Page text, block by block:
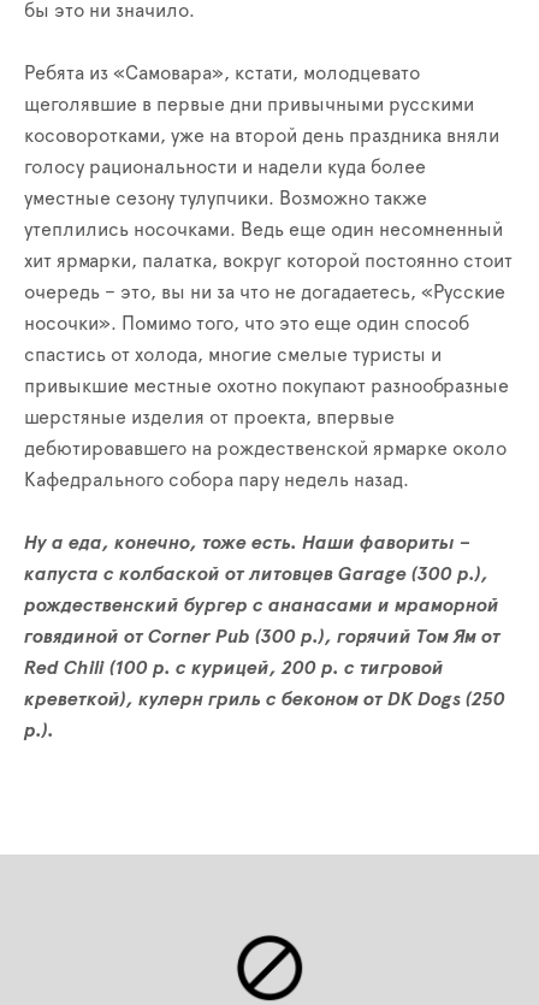
бы это ни значило.
Ребята из «Самовара», кстати, молодцевато
щеголявшие в первые дни привычными русскими
косоворотками, уже на второй день праздника вняли
голосу рациональности и надели куда более
уместные сезону тулупчики. Возможно также
утеплились носочками. Ведь еще один несомненный
хит ярмарки, палатка, вокруг которой постоянно стоит
очередь – это, вы ни за что не догадаетесь, «Русские
носочки». Помимо того, что это еще один способ
спастись от холода, многие смелые туристы и
привыкшие местные охотно покупают разнообразные
шерстяные изделия от проекта, впервые
дебютировавшего на рождественской ярмарке около
Кафедрального собора пару недель назад.
Ну а еда, конечно, тоже есть. Наши фавориты –
капуста с колбаской от литовцев Garage (300 р.),
рождественский бургер с ананасами и мраморной
говядиной от Corner Pub (300 р.), горячий Том Ям от
Red Chili (100 р. с курицей, 200 р. c тигровой
креветкой), кулерн гриль с беконом от DK Dogs (250
р.).